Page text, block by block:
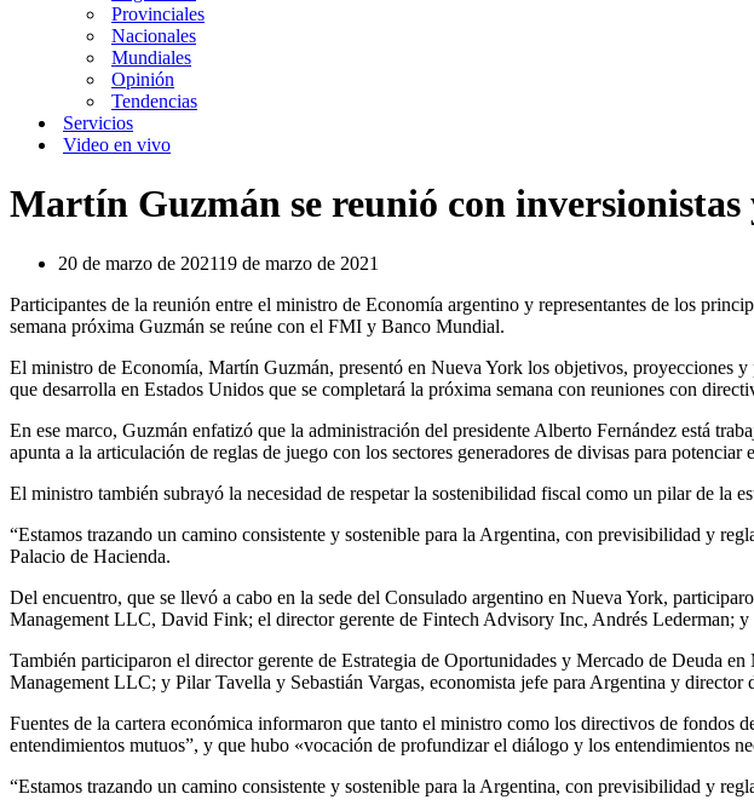
Provinciales
Nacionales
Mundiales
Opinión
Tendencias
Servicios
Video en vivo
Martín Guzmán se reunió con inversionistas
20 de marzo de 202119 de marzo de 2021
Participantes de la reunión entre el ministro de Economía argentino y representantes de los
semana próxima Guzmán se reúne con el FMI y Banco Mundial.
El ministro de Economía, Martín Guzmán, presentó en Nueva York los objetivos, proyecciones
que desarrolla en Estados Unidos que se completará la próxima semana con reuniones con
En ese marco, Guzmán enfatizó que la administración del presidente Alberto Fernández está
apunta a la articulación de reglas de juego con los sectores generadores de divisas para potenciar
El ministro también subrayó la necesidad de respetar la sostenibilidad fiscal como un pilar de la
“Estamos trazando un camino consistente y sostenible para la Argentina, con previsibilidad y
Palacio de Hacienda.
Del encuentro, que se llevó a cabo en la sede del Consulado argentino en Nueva York,
Management LLC, David Fink; el director gerente de Fintech Advisory Inc, Andrés Lederman;
También participaron el director gerente de Estrategia de Oportunidades y Mercado de Deuda
Management LLC; y Pilar Tavella y Sebastián Vargas, economista jefe para Argentina y director
Fuentes de la cartera económica informaron que tanto el ministro como los directivos de
entendimientos mutuos”, y que hubo «vocación de profundizar el diálogo y los entendimientos
“Estamos trazando un camino consistente y sostenible para la Argentina, con previsibilidad y